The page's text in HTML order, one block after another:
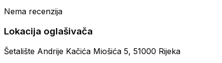
Nema recenzija
Lokacija oglašivača
Šetalište Andrije Kačića Miošića 5, 51000 Rijeka